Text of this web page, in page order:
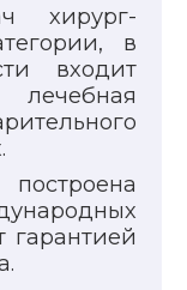
хирург-
в
входит
гарантией